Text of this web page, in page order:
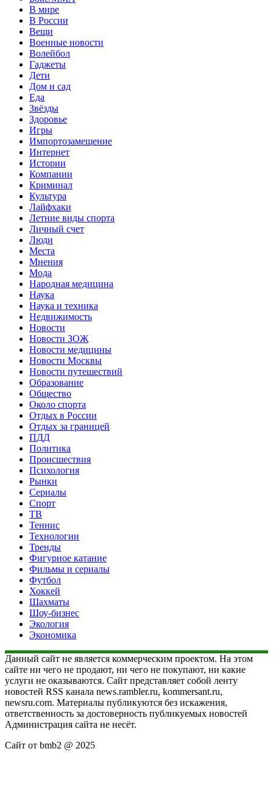
В мире
В России
Вещи
Военные новости
Волейбол
Гаджеты
Дети
Дом и сад
Еда
Звёзды
Здоровье
Игры
Импортозамещение
Интернет
Истории
Компании
Криминал
Культура
Лайфхаки
Летние виды спорта
Личный счет
Люди
Места
Мнения
Мода
Народная медицина
Наука
Наука и техника
Недвижимость
Новости
Новости ЗОЖ
Новости медицины
Новости Москвы
Новости путешествий
Образование
Общество
Около спорта
Отдых в России
Отдых за границей
ПДД
Политика
Происшествия
Психология
Рынки
Сериалы
Спорт
ТВ
Теннис
Технологии
Тренды
Фигурное катание
Фильмы и сериалы
Футбол
Хоккей
Шахматы
Шоу-бизнес
Экология
Экономика
Данный сайт не является коммерческим проектом. На этом
сайте ни чего не продают, ни чего не покупают, ни какие
услуги не оказываются. Сайт представляет собой ленту
новостей RSS канала news.rambler.ru, kommersant.ru,
newsru.com. Материалы публикуются без искажения,
ответственность за достоверность публикуемых новостей
Администрация сайта не несёт.
Сайт от bmb2 @ 2025